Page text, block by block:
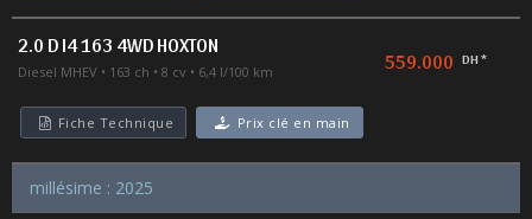
2.0 D I4 163 4WD HOXTON
Diesel MHEV 163 ch 8 cv 6,4 l/100 km 559.000 DH *
Fiche Technique Prix clé en main
millésime : 2025